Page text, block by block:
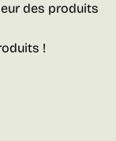
des produits
!